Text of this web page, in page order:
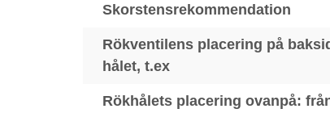
Skorstensrekommendation
Rökventilens placering på
hålet, t.ex
Rökhålets placering ovanpå: